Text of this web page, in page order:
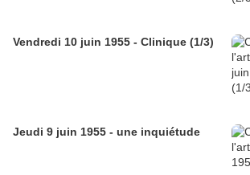
Vendredi 10 juin 1955 - Clinique (1/3)
Jeudi 9 juin 1955 - une inquiétude